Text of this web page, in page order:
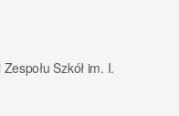
Szkół im. I.